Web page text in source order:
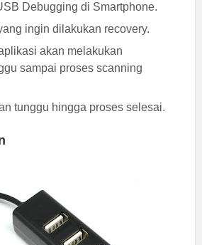
Debugging di Smartphone.
ingin dilakukan recovery.
akan melakukan
sampai proses scanning
tunggu hingga proses selesai.